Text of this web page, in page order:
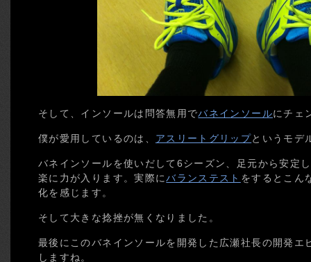
そして、インソールは問答無用でバネインソールにチェ
僕が愛用しているのは、 アスリートグリップ というモデ
バネインソールを使いだして6シーズン、足元から安定
楽に力が入ります。実際にバランステスト をするとこん
化を感じます。
そして大きな捻挫が無くなりました。
最後にこのバネインソールを開発した広瀬社長の開発エ
しますね。